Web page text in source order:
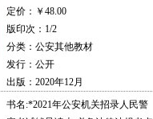
定价：￥48.00
版印次：1/2
分类：公安其他教材
发行：公开
出版：2020年12月
书名:*2021年公安机关招录人民警